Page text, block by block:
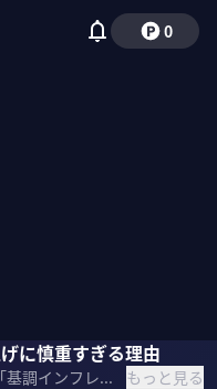
0
に慎重すぎる理由
日銀が重視する「基調インフレ」とは何か。そして、多くのエコノミストが陥る「デフレマインド」という呪縛とは。「日銀もエコノミストも間違っている」と語る東大名誉教授の渡辺努氏とエコノミストの永濱利廣氏が、日本経済の未来を徹底討論。 ＜ゲスト＞ 渡辺努｜物価研究の第一人者 ナウキャスト創業者・取締役 1982年東京大学経済学部卒業後、日本銀行入行。営業局、信用機構局、調査統計局を経験。1992年ハーバード大学に留学後、一橋大学経済研究所教授、東京大学院経済学研究科教授を経て現職。 ＜ホスト＞ 永濱利廣｜第一生命経済研究所 首席エコノミスト 早稲田大学卒業、東京大学大学院経済学研究科修士課程修了。第一生命保険入社後、日本経済研究センターを経て、2016 年より現職。衆議院調査局内閣調査室客員調査員、総務省「消費統計研究会」委員、景気循環学会常務理事、跡見学園女子大学非常勤講師。2015年、景気循環学会中原奨励賞を受賞。 ＜目次＞ もっと見る